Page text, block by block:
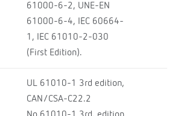
61000-6-2, UNE-EN
61000-6-4, IEC 60664-
1, IEC 61010-2-030
(First Edition).
UL 61010-1 3rd edition,
CAN/CSA-C22.2